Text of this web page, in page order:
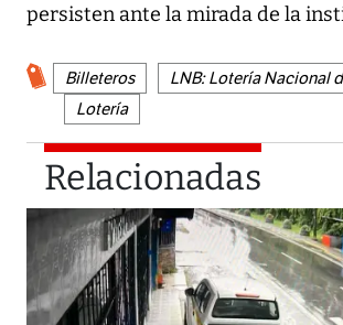
persisten ante la mirada de la
Billeteros
LNB: Lotería Nacional
Lotería
Relacionadas